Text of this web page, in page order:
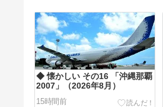
◆ 懐かしい その16 「沖縄那覇
2007」（2026年8月）
15時間前